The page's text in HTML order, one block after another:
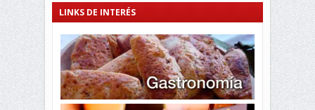
LINKS DE INTERÉS